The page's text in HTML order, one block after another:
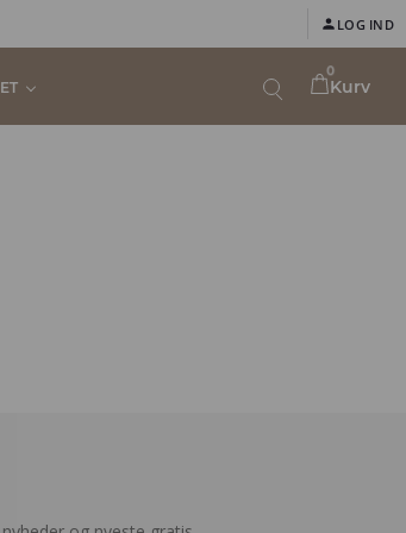
LOG IND
0
Kurv